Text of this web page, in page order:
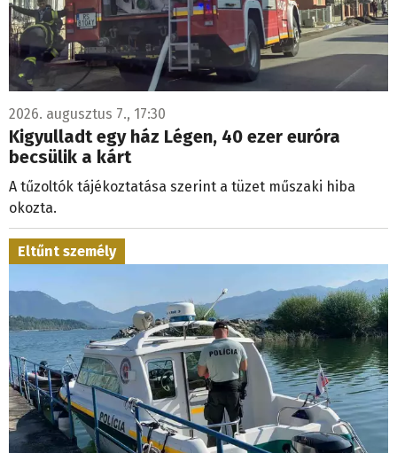
2026. augusztus 7., 17:30
Kigyulladt egy ház Légen, 40 ezer euróra
becsülik a kárt
A tűzoltók tájékoztatása szerint a tüzet műszaki hiba
okozta.
Eltűnt személy